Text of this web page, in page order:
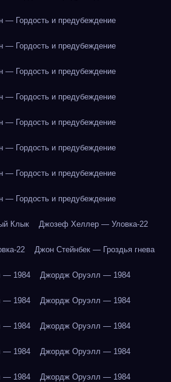
— Гордость и предубеждение
— Гордость и предубеждение
— Гордость и предубеждение
— Гордость и предубеждение
— Гордость и предубеждение
— Гордость и предубеждение
— Гордость и предубеждение
— Гордость и предубеждение
Клык Джозеф Хеллер — Уловка-22
22 Джон Стейнбек — Гроздья гнева
— 1984 Джордж Оруэлл — 1984
— 1984 Джордж Оруэлл — 1984
— 1984 Джордж Оруэлл — 1984
— 1984 Джордж Оруэлл — 1984
— 1984 Джордж Оруэлл — 1984